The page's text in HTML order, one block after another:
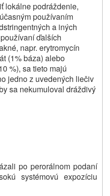
lokálne podráždenie,
používaním
a iných
ďalších
napr. erytromycín
(1% báza) alebo
%), sa tieto majú
jedno z uvedených liečiv
sa nekumuloval dráždivý
po perorálnom podaní
systémovú expozíciu